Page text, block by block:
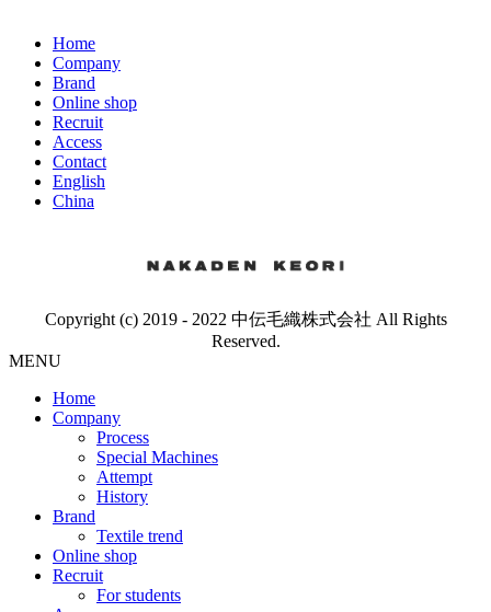
Home
Company
Brand
Online shop
Recruit
Access
Contact
English
China
Copyright (c) 2019 - 2022 中伝毛織株式会社 All Rights
Reserved.
MENU
Home
Company
Process
Special Machines
Attempt
History
Brand
Textile trend
Online shop
Recruit
For students